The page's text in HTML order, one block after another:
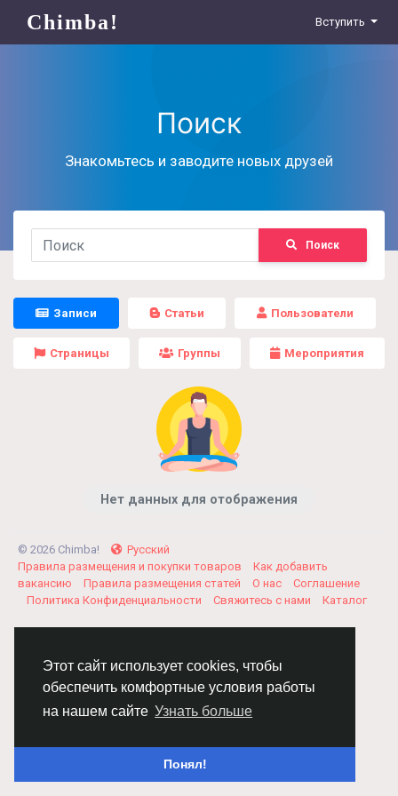
Этот сайт использует cookies, чтобы
обеспечить комфортные условия работы
на нашем сайте Узнать больше
Понял!
Chimba! Вступить
Поиск
Знакомьтесь и заводите новых друзей
Поиск
Записи Статьи Пользователи
Страницы Группы Мероприятия
Нет данных для отображения
© 2026 Chimba!
Русский
Правила размещения и покупки товаров
Как добавить
вакансию
Правила размещения статей О нас
Соглашение
Политика Конфиденциальности
Свяжитесь с нами Каталог